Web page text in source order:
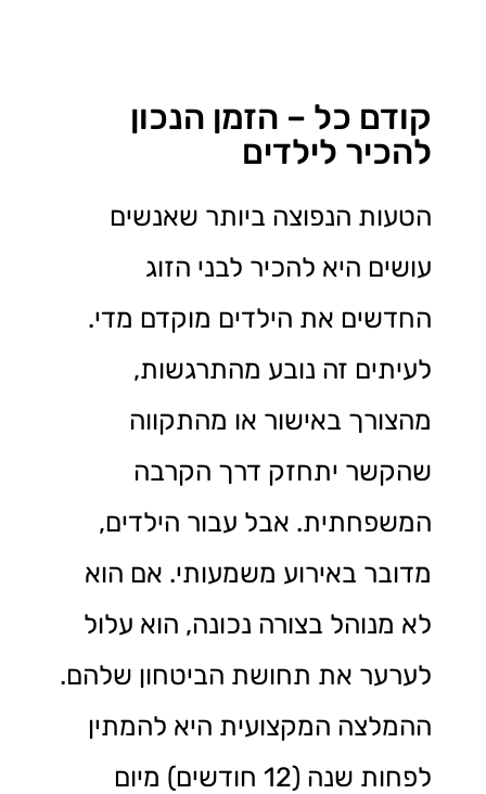
קודם כל – הזמן הנכון
להכיר לילדים
הטעות הנפוצה ביותר שאנשים
עושים היא להכיר לבני הזוג
החדשים את הילדים מוקדם מדי.
לעיתים זה נובע מהתרגשות,
מהצורך באישור או מהתקווה
שהקשר יתחזק דרך הקרבה
המשפחתית. אבל עבור הילדים,
מדובר באירוע משמעותי. אם הוא
לא מנוהל בצורה נכונה, הוא עלול
לערער את תחושת הביטחון שלהם.
ההמלצה המקצועית היא להמתין
לפחות שנה (12 חודשים) מיום